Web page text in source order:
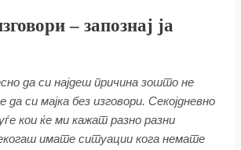
– запознај ја
да си најдеш причина зошто не
си мајка без изговори. Секојдневно
кои ќе ми кажат разно разни
имате ситуации кога немате